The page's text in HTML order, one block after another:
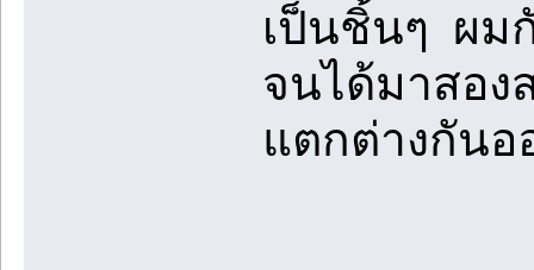
เป็นชิ้นๆ ผม
จนได้มาสอ
แตกต่างกันอ